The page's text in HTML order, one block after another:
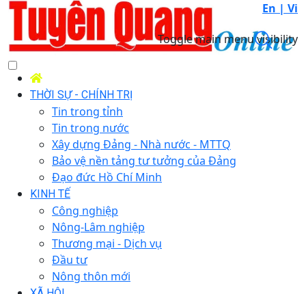
En | Vi
Toggle main menu visibility
THỜI SỰ - CHÍNH TRỊ
Tin trong tỉnh
Tin trong nước
Xây dựng Đảng - Nhà nước - MTTQ
Bảo vệ nền tảng tư tưởng của Đảng
Đạo đức Hồ Chí Minh
KINH TẾ
Công nghiệp
Nông-Lâm nghiệp
Thương mại - Dịch vụ
Đầu tư
Nông thôn mới